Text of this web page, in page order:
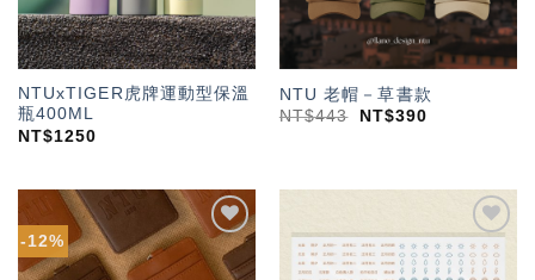
NTUxTIGER虎牌運動型保溫
瓶400ML
NT$1250
NTU 老帽－草書款
NT$443 NT$390
-12%
加入
「願
加入
「願